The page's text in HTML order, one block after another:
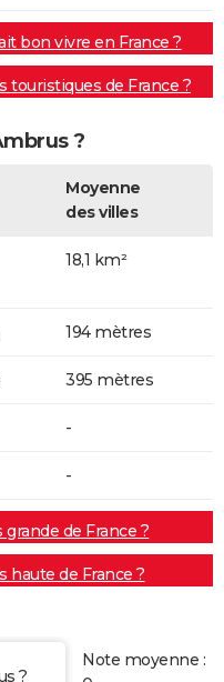
bon vivre en France ?
touristiques de France ?
?
Moyenne
des villes
18,1 km²
194 mètres
395 mètres
-
-
de France ?
haute de France ?
?
Note moyenne :